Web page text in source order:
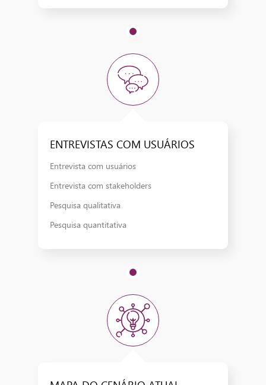
ENTREVISTAS COM USUÁRIOS​
Entrevista com usuários​
Entrevista com stakeholders​
Pesquisa qualitativa​
Pesquisa quantitativa